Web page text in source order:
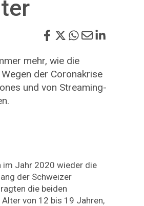
mehr, wie die
der Coronakrise
und von Streaming-
im Jahr 2020 wieder die
der Schweizer
die beiden
von 12 bis 19 Jahren,